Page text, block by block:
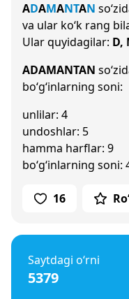
ADAMANTAN
va ular ko‘k rang
Ular quyidagilar: D,
ADAMANTAN
bo‘g‘inlarning soni:
unlilar: 4
undoshlar: 5
hamma harflar: 9
bo‘g‘inlarning soni:
16
Saytdagi o‘rni
5379